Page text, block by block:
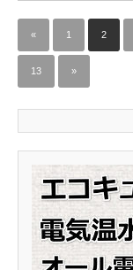
« 1 2
13 »